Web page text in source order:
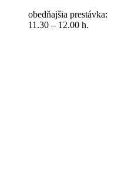
obedňajšia prestávka:
11.30 – 12.00 h.